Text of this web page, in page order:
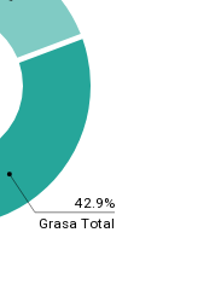
42.9%
Grasa Total